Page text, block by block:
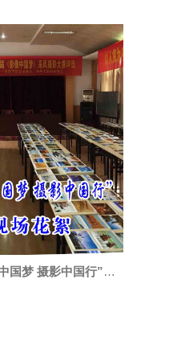
2016年第一届“影像中国梦 摄影中国行”评选现场